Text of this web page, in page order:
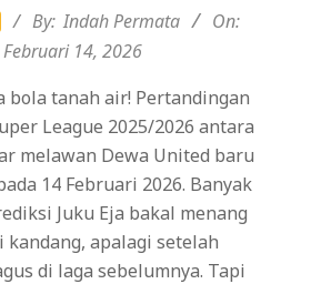
By: Indah Permata
On:
Februari 14, 2026
bola tanah air! Pertandingan
League 2025/2026 antara
melawan Dewa United baru
14 Februari 2026. Banyak
Juku Eja bakal menang
kandang, apalagi setelah
di laga sebelumnya. Tapi